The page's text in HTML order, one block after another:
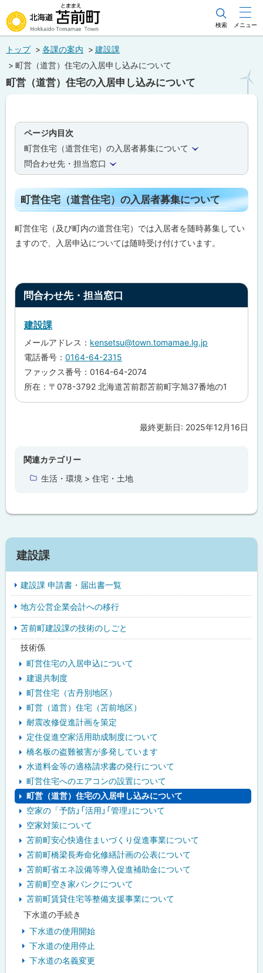
文
メ
北海道苫前町
Hokkaido Tomamae Town
検索 メニュー
トップ 各課の案内
建設課
町営（道営）住宅の入居申し込みについて
町営（道営）住宅の入居申し込みについて
ページ内目次
町営住宅（道営住宅）の入居者募集について
問合わせ先・担当窓口
町営住宅（道営住宅）の入居者募集について
町営住宅（及び町内の道営住宅）では入居者を随時募集してい
ますので、入居申込については随時受け付けています。
ト
問合わせ先・担当窓口
建設課
メールアドレス： kensetsu@town.tomamae.lg.jp
電話番号： 0164-64-2315
ファックス番号：0164-64-2074
所在：〒078-3792 北海道苫前郡苫前町字旭37番地の1
最終更新日: 2025年12月16日
関連カテゴリー
生活・環境 > 住宅・土地
サ
イ
ド
・
メ
建設課
建設課 申請書・届出書一覧
地方公営企業会計への移行
苫前町建設課の技術のしごと
技術係
町営住宅の入居申込について
建退共制度
町営住宅（古丹別地区）
町営（道営）住宅（苫前地区）
耐震改修促進計画を策定
定住促進空家活用助成制度について
橋名板の盗難被害が多発しています
水道料金等の適格請求書の発行について
町営住宅へのエアコンの設置について
町営（道営）住宅の入居申し込みについて
空家の「予防」「活用」「管理」について
空家対策について
苫前町安心快適住まいづくり促進事業について
苫前町橋梁長寿命化修繕計画の公表について
苫前町省エネ設備等導入促進補助金について
苫前町空き家バンクについて
苫前町賃貸住宅等整備支援事業について
下水道の手続き
下水道の使用開始
下水道の使用停止
下水道の名義変更